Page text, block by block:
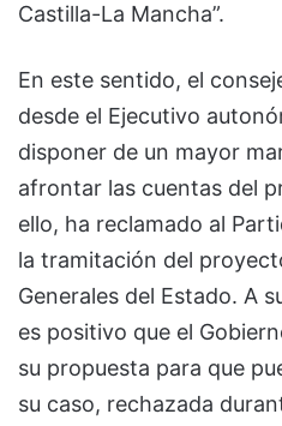
Castilla-La Mancha”.
En este sentido, el
desde el Ejecutivo
disponer de un mayor
afrontar las cuentas del
ello, ha reclamado al
la tramitación del
Generales del Estado. A
es positivo que el
su propuesta para que
su caso, rechazada